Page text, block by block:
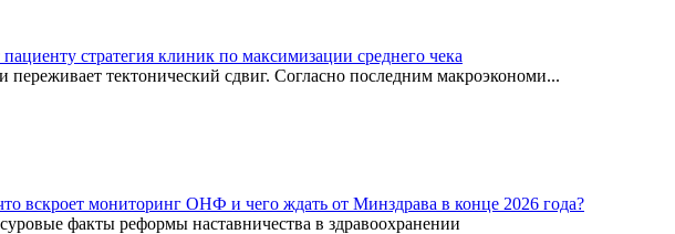
стратегия клиник по максимизации среднего чека
тектонический сдвиг. Согласно последним макроэкономи...
вскроет мониторинг ОНФ и чего ждать от Минздрава в конце 2026 года?
факты реформы наставничества в здравоохранении